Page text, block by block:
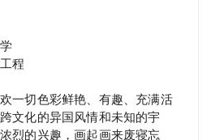
程
一切色彩鲜艳、有趣、充满活
文化的异国风情和未知的宇
烈的兴趣，画起画来废寝忘